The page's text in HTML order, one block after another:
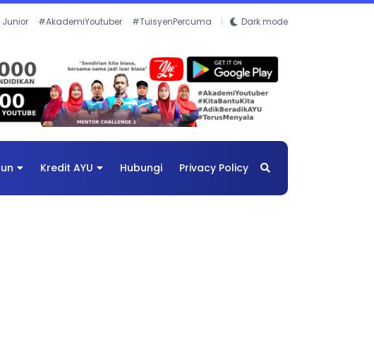
Junior #AkademiYoutuber #TuisyenPercuma Dark mode
Kredit AYU Hubungi Privacy Policy